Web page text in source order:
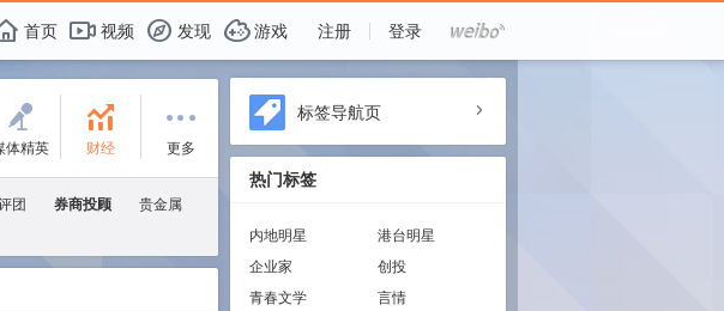
首页  视频 F 发现 G游戏 注册 登录
-
体精英
C
财经
i
更多
团 券商投顾
贵金属
标签导航页 a
热门标签
内地明星
港台明星
企业家
创投
青春文学
言情